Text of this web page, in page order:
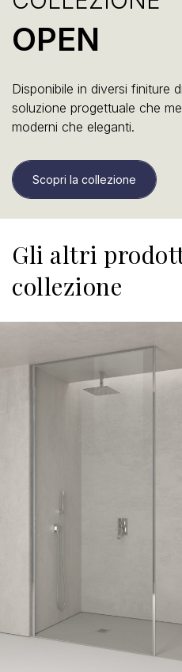
OPEN
Disponibile in diversi finiture
soluzione progettuale che
moderni che eleganti.
Scopri la collezione
Gli altri
collezione